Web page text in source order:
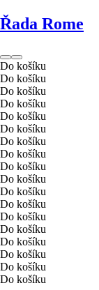
Řada Rome
Do košíku
Do košíku
Do košíku
Do košíku
Do košíku
Do košíku
Do košíku
Do košíku
Do košíku
Do košíku
Do košíku
Do košíku
Do košíku
Do košíku
Do košíku
Do košíku
Do košíku
Do košíku